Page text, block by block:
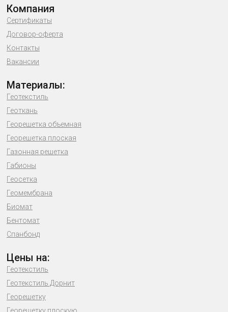
Компания
Сертификаты
Договор-оферта
Контакты
Вакансии
Материалы:
Геотекстиль
Геоткань
Георешетка объемная
Георешетка плоская
Газонная решетка
Габионы
Геосетка
Геомембрана
Биомат
Бентомат
Спанбонд
Цены на:
Геотекстиль
Геотекстиль Дорнит
Георешетку